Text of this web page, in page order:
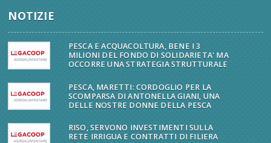
NOTIZIE
PESCA E ACQUACOLTURA, BENE I 3
MILIONI DEL FONDO DI SOLIDARIETA' MA
OCCORRE UNA STRATEGIA STRUTTURALE
PESCA, MARETTI: CORDOGLIO PER LA
SCOMPARSA DI ANTONELLA GIANI, UNA
DELLE NOSTRE DONNE DELLA PESCA
RISO, SERVONO INVESTIMENTI SULLA
RETE IRRIGUA E CONTRATTI DI FILIERA